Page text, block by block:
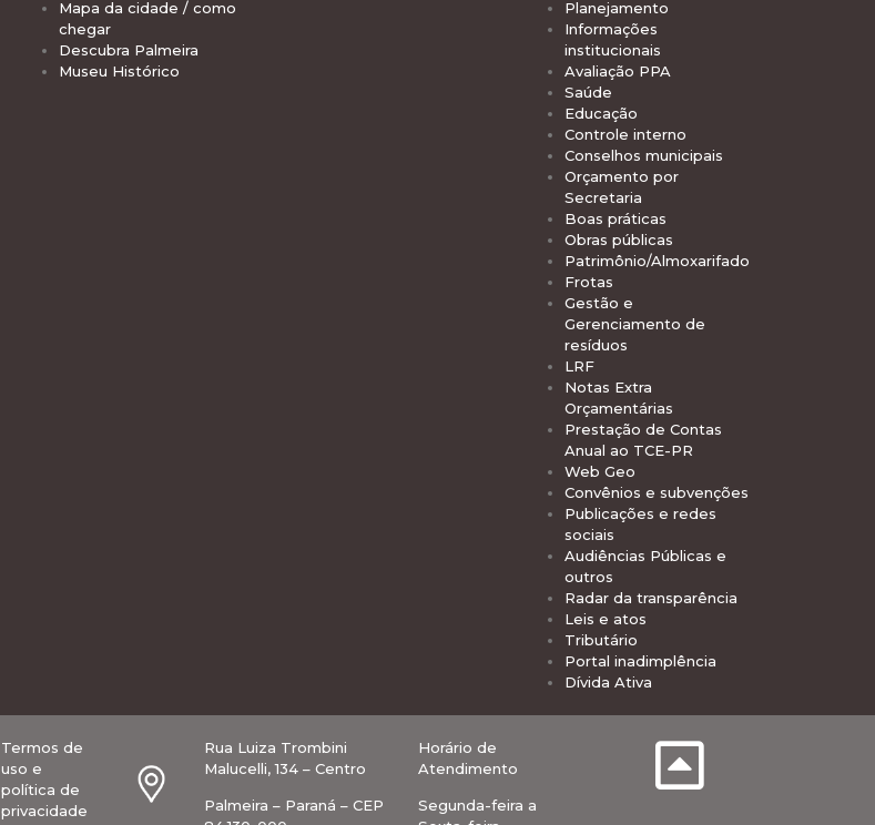
Mapa da cidade / como
chegar
Descubra Palmeira
Museu Histórico
Planejamento
Informações
institucionais
Avaliação PPA
Saúde
Educação
Controle interno
Conselhos municipais
Orçamento por
Secretaria
Boas práticas
Obras públicas
Patrimônio/Almoxarifado
Frotas
Gestão e
Gerenciamento de
resíduos
LRF
Notas Extra
Orçamentárias
Prestação de Contas
Anual ao TCE-PR
Web Geo
Convênios e subvenções
Publicações e redes
sociais
Audiências Públicas e
outros
Radar da transparência
Leis e atos
Tributário
Portal inadimplência
Dívida Ativa
Termos de
uso e
política de
privacidade
Rua Luiza Trombini
Malucelli, 134 – Centro
Palmeira – Paraná – CEP
Horário de
Atendimento
Segunda-feira a